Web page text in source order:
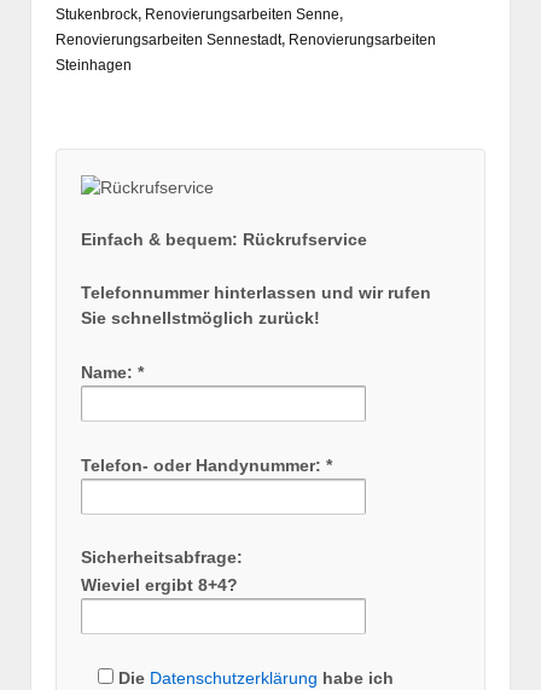
Stukenbrock, Renovierungsarbeiten Senne,
Renovierungsarbeiten Sennestadt, Renovierungsarbeiten
Steinhagen
Einfach & bequem: Rückrufservice
Telefonnummer hinterlassen und wir rufen
Sie schnellstmöglich zurück!
Name: *
Telefon- oder Handynummer: *
Sicherheitsabfrage:
Wieviel ergibt 8+4?
Die Datenschutzerklärung habe ich